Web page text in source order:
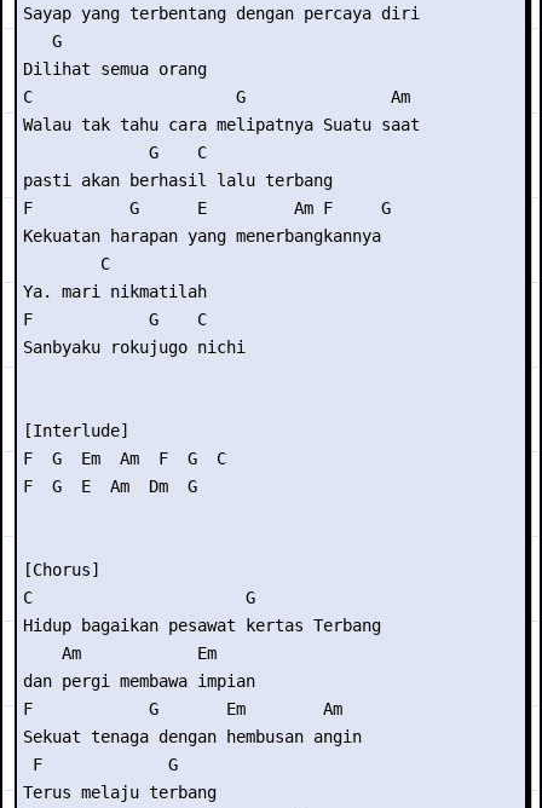
Sayap yang terbentang dengan percaya diri
   G
Dilihat semua orang
C                     G               Am
Walau tak tahu cara melipatnya Suatu saat
             G    C
pasti akan berhasil lalu terbang
F          G      E         Am F     G
Kekuatan harapan yang menerbangkannya
        C
Ya. mari nikmatilah
F            G    C
Sanbyaku rokujugo nichi
[Interlude]
F  G  Em  Am  F  G  C
F  G  E  Am  Dm  G
[Chorus]
C                      G
Hidup bagaikan pesawat kertas Terbang
    Am            Em
dan pergi membawa impian
F            G       Em        Am
Sekuat tenaga dengan hembusan angin
F             G
Terus melaju terbang